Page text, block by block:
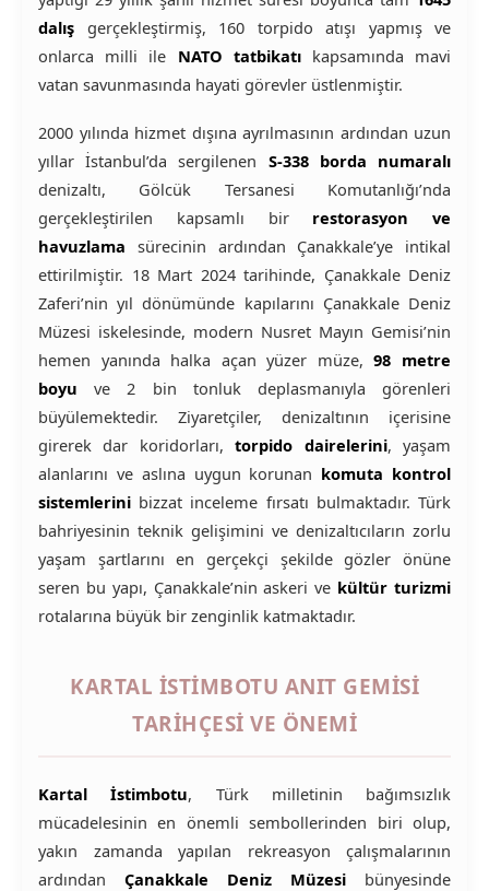
dalış gerçekleştirmiş, 160 torpido atışı yapmış ve
onlarca milli ile NATO tatbikatıkapsamında mavi
vatan savunmasında hayati görevler üstlenmiştir.
2000 yılında hizmet dışına ayrılmasının ardından uzun
yıllar İstanbul’da sergilenen S-338 borda numaralı
denizaltı, Gölcük Tersanesi Komutanlığı’nda
gerçekleştirilen kapsamlı bir restorasyon ve
havuzlama sürecinin ardından Çanakkale’ye intikal
ettirilmiştir. 18 Mart 2024 tarihinde, Çanakkale Deniz
Zaferi’nin yıl dönümünde kapılarını Çanakkale Deniz
Müzesi iskelesinde, modern Nusret Mayın Gemisi’nin
hemen yanında halka açan yüzer müze,98 metre
boyu ve 2 bin tonluk deplasmanıyla görenleri
büyülemektedir. Ziyaretçiler, denizaltının içerisine
girerek dar koridorları,torpido dairelerini, yaşam
alanlarını ve aslına uygun korunan komuta kontrol
sistemlerini bizzat inceleme fırsatı bulmaktadır. Türk
bahriyesinin teknik gelişimini ve denizaltıcıların zorlu
yaşam şartlarını en gerçekçi şekilde gözler önüne
seren bu yapı, Çanakkale’nin askeri ve kültür turizmi
rotalarına büyük bir zenginlik katmaktadır.
KARTAL İSTIMBOTU ANIT GEMISI
TARIHÇESI VE ÖNEMI
Kartal İstimbotu, Türk milletinin bağımsızlık
mücadelesinin en önemli sembollerinden biri olup,
yakın zamanda yapılan rekreasyon çalışmalarının
ardından Çanakkale Deniz Müzesi bünyesinde